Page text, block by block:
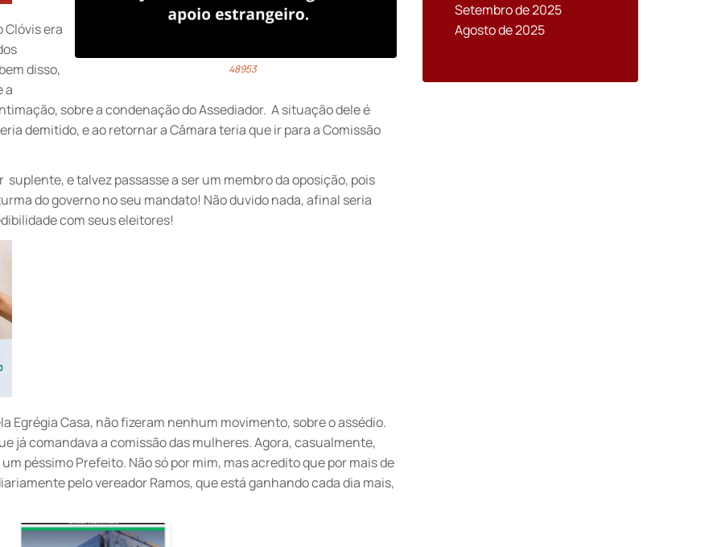
48953
Clóvis era
disso,
a
sobre a condenação do Assediador. A situação dele é
demitido, e ao retornar a Câmara teria que ir para a Comissão
e talvez passasse a ser um membro da oposição, pois
do governo no seu mandato! Não duvido nada, afinal seria
com seus eleitores!
Egrégia Casa, não fizeram nenhum movimento, sobre o assédio.
já comandava a comissão das mulheres. Agora, casualmente,
péssimo Prefeito. Não só por mim, mas acredito que por mais de
pelo vereador Ramos, que está ganhando cada dia mais,
Setembro de 2025
Agosto de 2025